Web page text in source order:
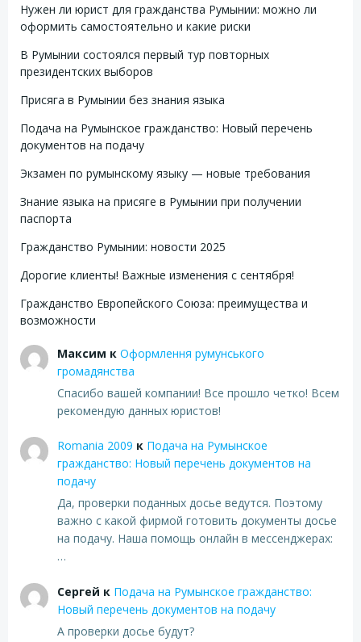
Нужен ли юрист для гражданства Румынии: можно ли
оформить самостоятельно и какие риски
В Румынии состоялся первый тур повторных
президентских выборов
Присяга в Румынии без знания языка
Подача на Румынское гражданство: Новый перечень
документов на подачу
Экзамен по румынскому языку — новые требования
Знание языка на присяге в Румынии при получении
паспорта
Гражданство Румынии: новости 2025
Дорогие клиенты! Важные изменения с сентября!
Гражданство Европейского Союза: преимущества и
возможности
Максим к Оформлення румунського
громадянства
Спасибо вашей компании! Все прошло четко! Всем
рекомендую данных юристов!
Romania 2009 к Подача на Румынское
гражданство: Новый перечень документов на
подачу
Да, проверки поданных досье ведутся. Поэтому
важно с какой фирмой готовить документы досье
на подачу. Наша помощь онлайн в мессенджерах:
…
Сергей к Подача на Румынское гражданство:
Новый перечень документов на подачу
А проверки досье будут?